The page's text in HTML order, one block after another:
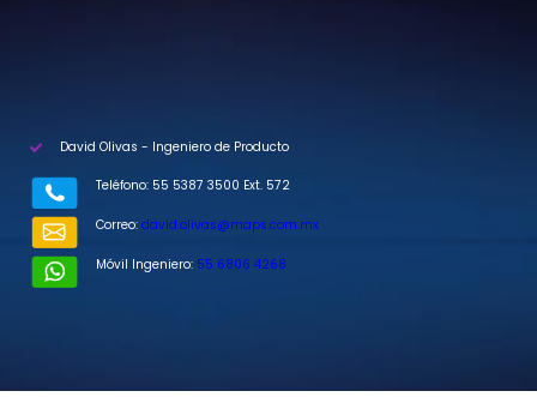
David Olivas - Ingeniero de Producto
Teléfono: 55 5387 3500 Ext. 572
Correo: david.olivas@maps.com.mx
Móvil Ingeniero: 55 6806 4268